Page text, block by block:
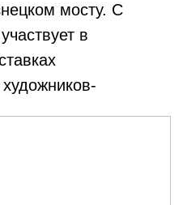
мосту. С
в